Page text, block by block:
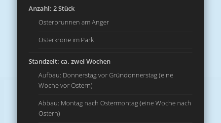
Anzahl: 2 Stück
Osterbrunnen am Anger
Osterkrone im Park
Standzeit: ca. zwei Wochen
Aufbau: Donnerstag vor Gründonnerstag (eine
Woche vor Ostern)
Abbau: Montag nach Ostermontag (eine Woche nach
Ostern)